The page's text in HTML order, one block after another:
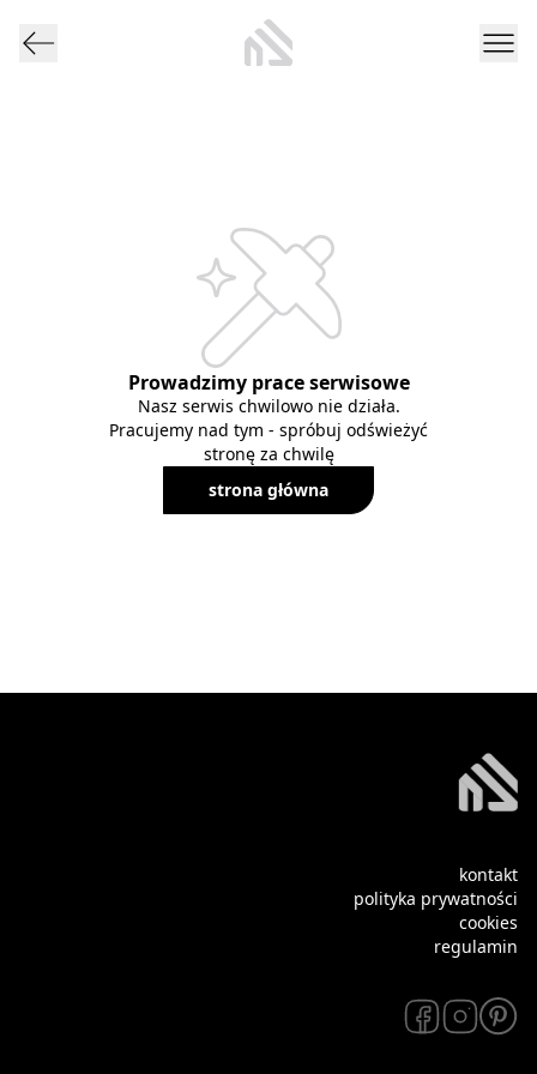
Prowadzimy prace serwisowe
Nasz serwis chwilowo nie działa.
Pracujemy nad tym - spróbuj odświeżyć
stronę za chwilę
strona główna
kontakt
polityka prywatności
cookies
regulamin